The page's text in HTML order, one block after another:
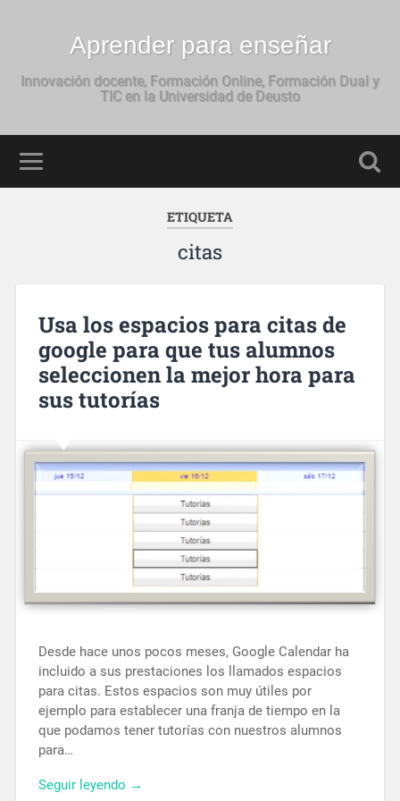
Aprender para enseñar
Innovación docente, Formación Online, Formación Dual y
TIC en la Universidad de Deusto
ETIQUETA
citas
Usa los espacios para citas de
google para que tus alumnos
seleccionen la mejor hora para
sus tutorías
Desde hace unos pocos meses, Google Calendar ha
incluido a sus prestaciones los llamados espacios
para citas. Estos espacios son muy útiles por
ejemplo para establecer una franja de tiempo en la
que podamos tener tutorías con nuestros alumnos
para…
Seguir leyendo →